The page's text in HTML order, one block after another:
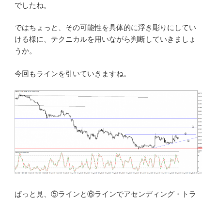
でしたね。
ではちょっと、その可能性を具体的に浮き彫りにしてい
ける様に、テクニカルを用いながら判断していきましょ
うか。
今回もラインを引いていきますね。
ぱっと見、⑤ラインと⑥ラインでアセンディング・トラ